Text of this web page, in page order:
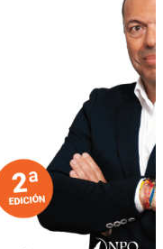
El
MADRID